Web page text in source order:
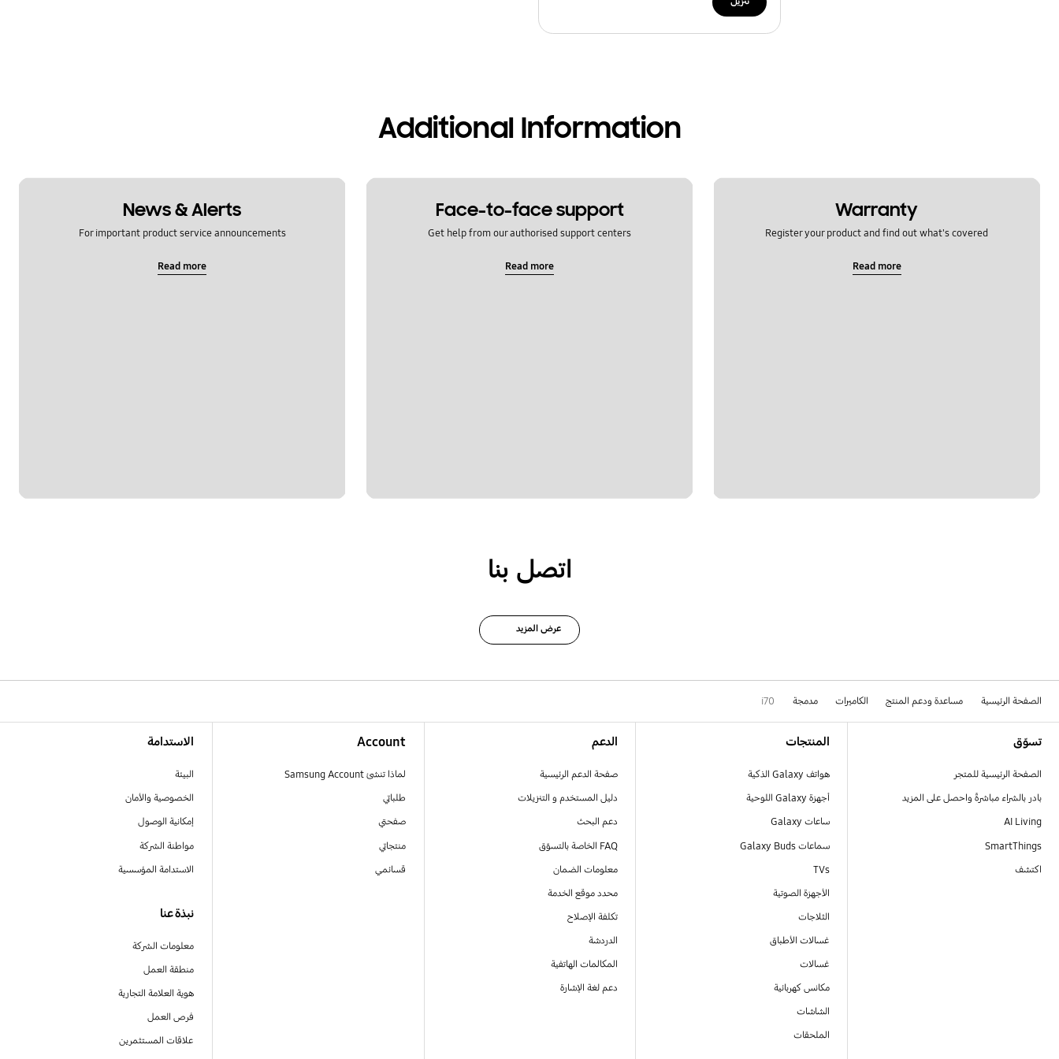
Additional Information
Warranty
Register your product and find out what's covered
Read more
Face-to-face support
Get help from our authorised support centers
Read more
News & Alerts
For important product service announcements
Read more
اتصل بنا
عرض المزيد
الصفحة الرئيسية مساعدة ودعم المنتج الكاميرات مدمجة i70
تسوّق
الصفحة الرئيسية للمتجر
بادر بالشراء مباشرةً واحصل على المزيد
AI Living
SmartThings
اكتشف
المنتجات
هواتف Galaxy الذكية
أجهزة Galaxy اللوحية
ساعات Galaxy
سماعات Galaxy Buds
TVs
الأجهزة الصوتية
الثلاجات
غسالات الأطباق
غسالات
مكانس كهربائية
الشاشات
الملحقات
الدعم
صفحة الدعم الرئيسية
دليل المستخدم و التنزيلات
دعم البحث
FAQ الخاصة بالتسوّق
معلومات الضمان
محدد موقع الخدمة
تكلفة الإصلاح
الدردشة
المكالمات الهاتفية
دعم لغة الإشارة
Account
لماذا تنشئ Samsung Account
طلباتي
صفحتي
منتجاتي
قسائمي
الاستدامة
البيئة
الخصوصية والأمان
إمكانية الوصول
مواطنة الشركة
الاستدامة المؤسسية
نبذة عنا
معلومات الشركة
منطقة العمل
هوية العلامة التجارية
فرص العمل
علاقات المستثمرين